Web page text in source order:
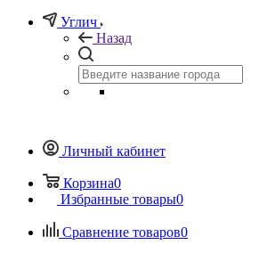
Углич
Назад
Личный кабинет
Корзина0
Избранные товары0
Сравнение товаров0